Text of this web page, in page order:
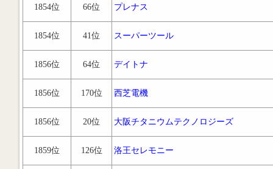
1854位 66位 プレナス
1854位 41位 スーパーツール
1856位 64位 デイトナ
1856位 170位 西芝電機
1856位 20位 大阪チタニウムテクノロジーズ
1859位 126位 洛王セレモニー